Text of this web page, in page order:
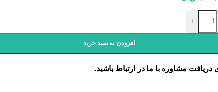
+
افزودن به سبد خرید
دریافت مشاوره با ما در ارتباط باشید.